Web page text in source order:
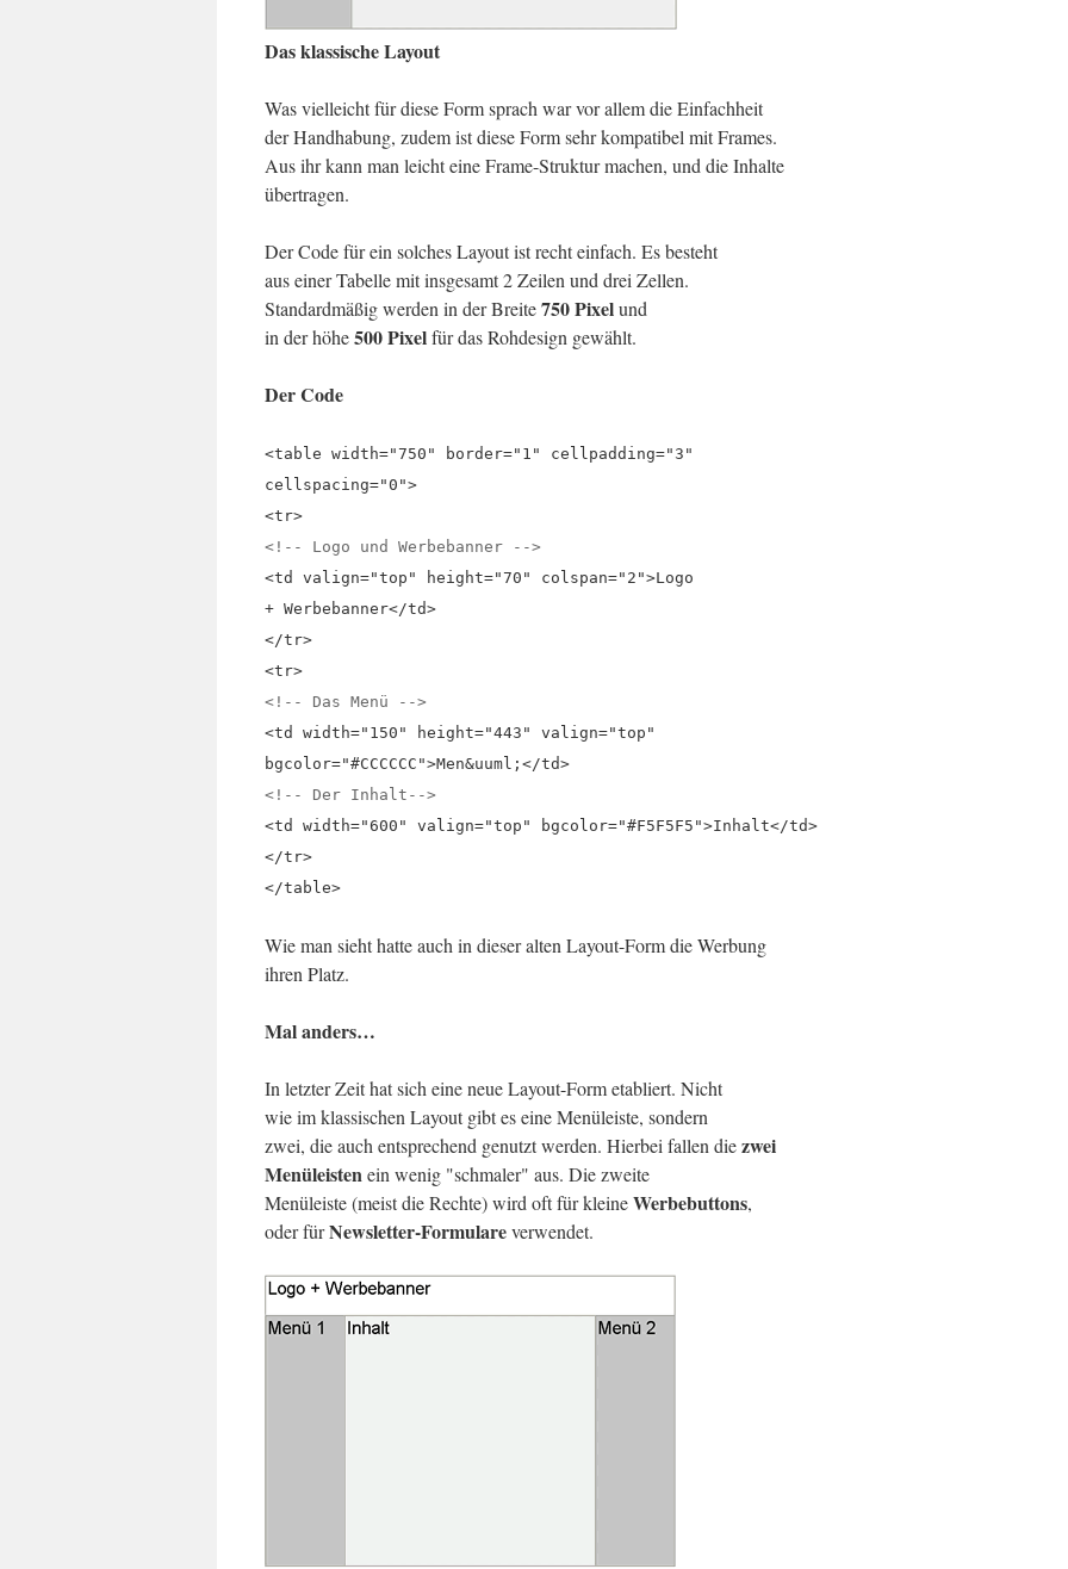
Das klassische Layout
Was vielleicht für diese Form sprach war vor allem die Einfachheit
der Handhabung, zudem ist diese Form sehr kompatibel mit Frames.
Aus ihr kann man leicht eine Frame-Struktur machen, und die Inhalte
übertragen.
Der Code für ein solches Layout ist recht einfach. Es besteht
aus einer Tabelle mit insgesamt 2 Zeilen und drei Zellen.
Standardmäßig werden in der Breite750 Pixelund
in der höhe500 Pixelfür das Rohdesign gewählt.
Der Code
<table width="750" border="1" cellpadding="3"
cellspacing="0">
<tr>
<!-- Logo und Werbebanner -->
<td valign="top" height="70" colspan="2">Logo
+ Werbebanner</td>
</tr>
<tr>
<!-- Das Menü -->
<td width="150" height="443" valign="top"
bgcolor="#CCCCCC">Men&uuml;</td>
<!-- Der Inhalt-->
<td width="600" valign="top" bgcolor="#F5F5F5">Inhalt</td>
</tr>
</table>
Wie man sieht hatte auch in dieser alten Layout-Form die Werbung
ihren Platz.
Mal anders…
In letzter Zeit hat sich eine neue Layout-Form etabliert. Nicht
wie im klassischen Layout gibt es eine Menüleiste, sondern
zwei, die auch entsprechend genutzt werden. Hierbei fallen diezwei
Menüleistenein wenig "schmaler" aus. Die zweite
Menüleiste (meist die Rechte) wird oft für kleineWerbebuttons,
oder fürNewsletter-Formulareverwendet.